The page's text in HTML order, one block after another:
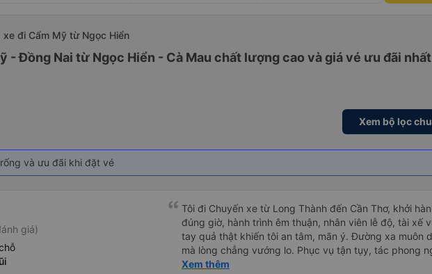
xe đi Cẩm Mỹ từ Ngọc Hiển
- Đồng Nai từ Ngọc Hiển - Cà Mau chất lượng cao và giá vé ưu đãi nhất
Xem bộ lọc
và ưu đãi khi đặt vé
giá)
Tôi đi Chuyến xe từ Long Thành đến Cần Thơ, khởi
đúng giờ, hành trình êm thuận, nhân viên lễ độ, tài xế
tay quả thật khiến tôi an tâm, mãn ý. Đường xa muôn dặm
mà lòng chẳng vướng lo. Phục vụ tận tụy, tác phong
cẩn, hiếm thấy giữa thời buổi kim tiền vội vã. Xã hội
Xem thêm